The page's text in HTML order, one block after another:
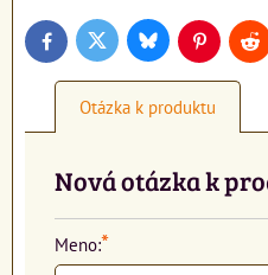
FacebookTwitter BlueskyPinterest
Otázka k produktu
Nová otázka k
Meno:*